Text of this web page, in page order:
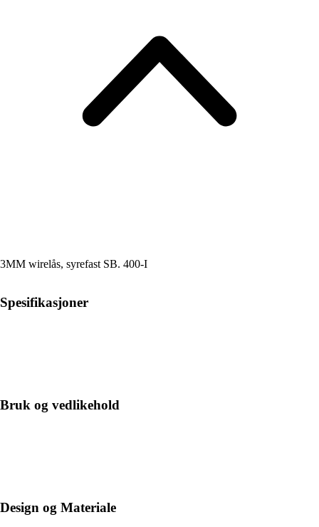
3MM wirelås, syrefast SB. 400-I
Spesifikasjoner
Bruk og vedlikehold
Design og Materiale